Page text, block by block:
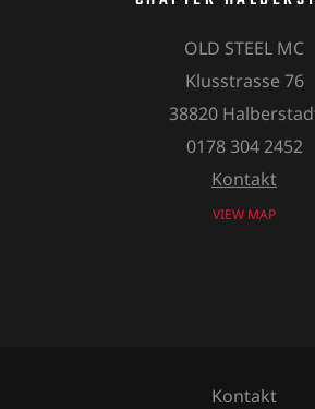
OLD STEEL MC
Klusstrasse 76
38820
0178 304 2452
Kontakt
VIEW MAP
Kontakt